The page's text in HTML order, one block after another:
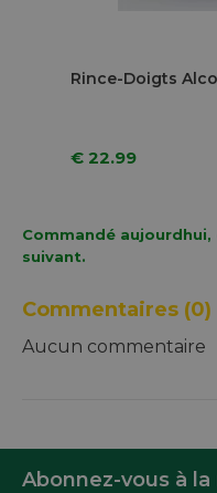
Rince-Doigts
€ 22.99
Commandé
suivant.
Commentaires (0)
Aucun commentaire
Abonnez-vous à